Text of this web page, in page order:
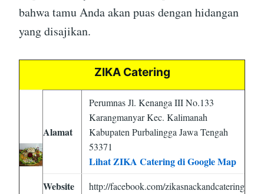
bahwa tamu Anda akan puas dengan hidangan
yang disajikan.
ZIKA Catering
Alamat
Perumnas Jl. Kenanga III No.133
Karangmanyar Kec. Kalimanah
Kabupaten Purbalingga Jawa Tengah
53371
Lihat ZIKA Catering di Google Map
Website
http://facebook.com/zikasnackandcatering